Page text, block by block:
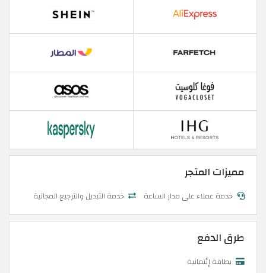
مميزات المتجر
خدمة عملاء على مدار الساعة خدمة التبديل والترجيع المجانية
طرق الدفع
بطاقة إئتمانية